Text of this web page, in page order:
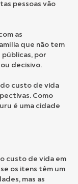
pessoas vão
as
que não tem
por
decisivo.
custo de vida
Como
é uma cidade
custo de vida em
os itens têm um
mas as